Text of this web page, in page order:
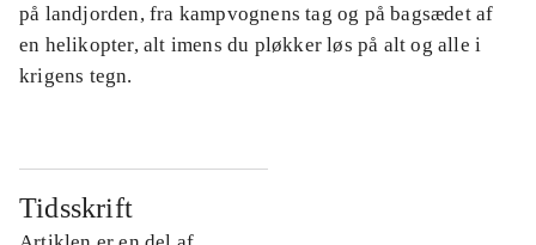
på landjorden, fra kampvognens tag og på bagsædet af
en helikopter, alt imens du pløkker løs på alt og alle i
krigens tegn.
Tidsskrift